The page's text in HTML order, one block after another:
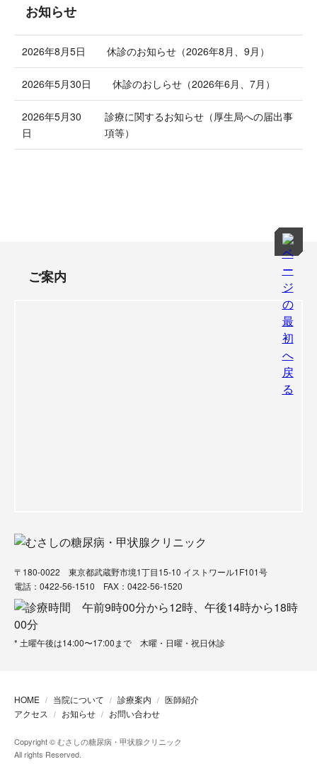
お知らせ
2026年8月5日 休診のお知らせ（2026年8月、9月）
2026年5月30日 休診のおしらせ（2026年6月、7月）
2026年5月30
日
診療に関するお知らせ（厚生局への届出事
項等）
ご案内
〒180-0022 東京都武蔵野市境1丁目15-10 イストワール1F101号
電話： 0422-56-1510 FAX：0422-56-1520
* 土曜午後は14:00〜17:00まで 木曜・日曜・祝日休診
HOME 当院について 診療案内
医師紹介
アクセス
お知らせ お問い合わせ
Copyright © むさしの糖尿病・甲状腺クリニック
All rights Reserved.